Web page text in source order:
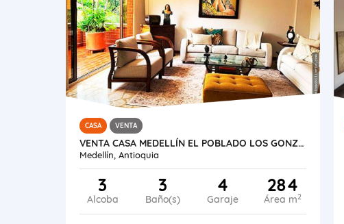
CASA VENTA
VENTA CASA MEDELLÍN EL POBLADO LOS GONZALES
Medellín, Antioquia
3
Alcoba
3
Baño(s)
4
Garaje
284
Área m2